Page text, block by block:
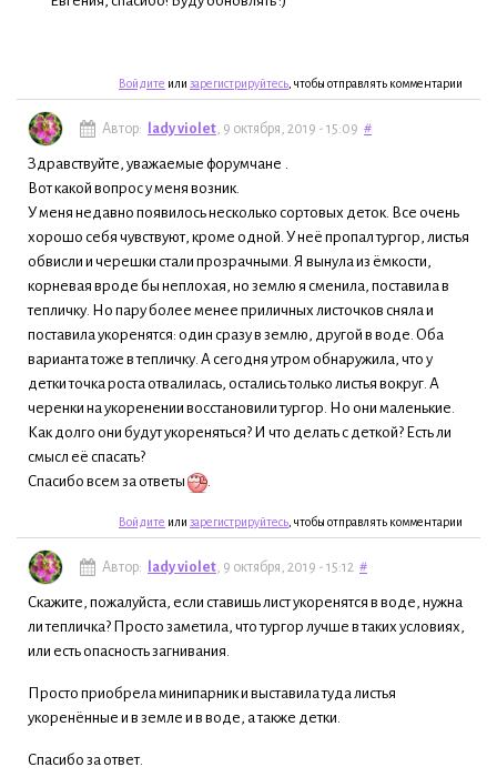
Войдите или зарегистрируйтесь , чтобы отправлять комментарии
Автор: lady violet, 9 октября, 2019 - 15:09 #
Здравствуйте, уважаемые форумчане .
Вот какой вопрос у меня возник.
У меня недавно появилось несколько сортовых деток. Все очень
хорошо себя чувствуют, кроме одной. У неё пропал тургор, листья
обвисли и черешки стали прозрачными. Я вынула из ёмкости,
корневая вроде бы неплохая, но землю я сменила, поставила в
тепличку. Но пару более менее приличных листочков сняла и
поставила укоренятся: один сразу в землю, другой в воде. Оба
варианта тоже в тепличку. А сегодня утром обнаружила, что у
детки точка роста отвалилась, остались только листья вокруг. А
черенки на укоренении восстановили тургор. Но они маленькие.
Как долго они будут укореняться? И что делать с деткой? Есть ли
смысл её спасать?
Спасибо всем за ответы
.
Войдите или зарегистрируйтесь , чтобы отправлять комментарии
Автор: lady violet, 9 октября, 2019 - 15:12 #
Скажите, пожалуйста, если ставишь лист укоренятся в воде, нужна
ли тепличка? Просто заметила, что тургор лучше в таких условиях,
или есть опасность загнивания.
Просто приобрела минипарник и выставила туда листья
укоренённые и в земле и в воде, а также детки.
Спасибо за ответ.